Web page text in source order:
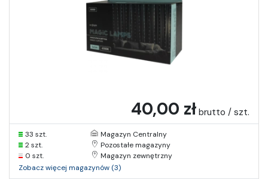
40,00 zł brutto / szt.
33 szt.
Magazyn Centralny
2 szt.
Pozostałe magazyny
0 szt.
Magazyn zewnętrzny
Zobacz więcej magazynów (3)